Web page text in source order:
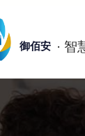
御佰安